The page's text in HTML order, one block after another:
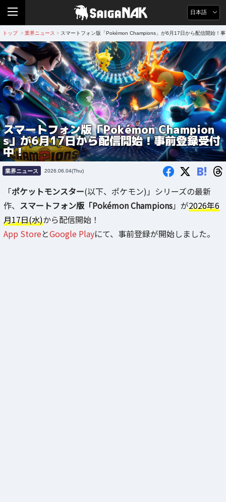
日本語
トップ > 業界ニュース > スマートフォン版「Pokémon Champions」が6月17日から配信開始！
スマートフォン版「Pokémon Champion
s」が6月17日から配信開始！事前登録受付
中！
業界ニュース 2026.06.04(Thu) B!
「ポケットモンスター(以下、ポケモン)」シリーズの最新
作、 スマートフォン版「Pokémon Champions」が2026年6
月17日(水)から配信開始！
App StoreとGoogle Playにて、事前登録が開始しました。